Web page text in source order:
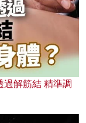
過解筋結 精準調